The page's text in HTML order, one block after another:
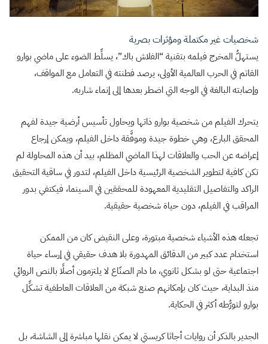
شخصيات غير مكتملة ومؤثرات بصرية
يستهلُّ المخرج فيلمه بتقنية “الفلاش باك”، يسلِّط الضوء على ماضي بوارو
القاتم في الحرب العالمية الأولى، يرصد فطنته في التعامل مع المواقف،
وإصابته البالغة في الوجه التي اضطر بعدها إلى إنماء شاربه.
يتحرك الفيلم من شخصية بوارو ذاتها ويحاول تأسيس أرضية جيدة لفهم
المحقق البارع، وهي خطوة جيدة وموفَّقة داخل الفيلم، ويمكن إرجاع
إعراضه عن الحب والعلاقات لهذا الماضي المظلم، بيد أن هذه المحاولة لم
تكن كافية لتطوير الشخصية الرئيسية داخل الفيلم، لتدور في ساقية التحقيق
الراكد والتفاصيل التقليدية المعهودة للمحققين في السينما، فيكتفي بدور
المراقب في الفيلم، دون حياة شخصية حقيقية.
تجعله هذه الأشياء شخصية مبتورة، وعلى النقيض كان من الممكن
استخدام عدد كبير من الدقائق المهدورة بلا هدف حقيقي في إرساء حياة
اجتماعية حتى لو بشكل ثانوي، ما دام الصنّاع لا يلتزمون أصلًا بالنص الروائي
منذ البداية، حيث كان بإمكانهم صنع شبكة من العلاقات العاطفية تشكِّل
بوارو لتورُّطه أكثر في الحكاية.
الجدير بالذكر أن روايات أجاثا كريستي لا يمكن نقلها مباشرة إلى الشاشة، بل